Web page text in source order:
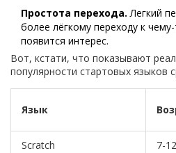
Простота перехода. Легкий
более лёгкому переходу к
появится интерес.
Вот, кстати, что показывают
популярности стартовых языков
Язык
Scratch 7-12